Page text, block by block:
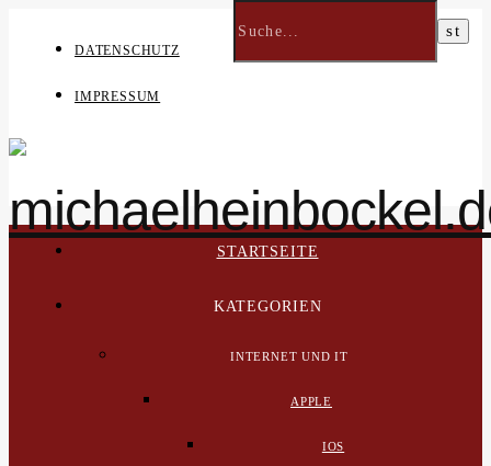
DATENSCHUTZ
IMPRESSUM
STARTSEITE
KATEGORIEN
INTERNET UND IT
APPLE
IOS